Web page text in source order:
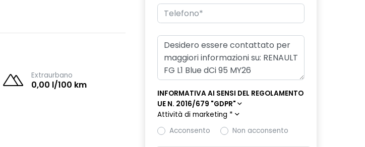
Extraurbano
0,00 l/100 km
INFORMATIVA AI SENSI DEL REGOLAMENTO
UE N. 2016/679 "GDPR"
Attività di marketing *
Acconsento
Non acconsento